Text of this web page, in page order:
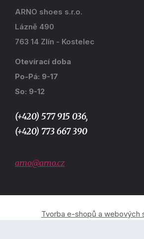
ARNO shoes s.r.o.
Lázně 490
763 14 Zlín - Kostelec
Otevírací doba
Po-Pá: 9-17
So: 9-12
(+420) 577 915 036,
(+420) 773 667 390
arno@arno.cz
Tvorba e-shopů a webových